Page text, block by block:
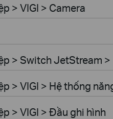
> VIGI > Camera
> Switch JetStream
> VIGI > Hệ thống
> VIGI > Đầu ghi hình